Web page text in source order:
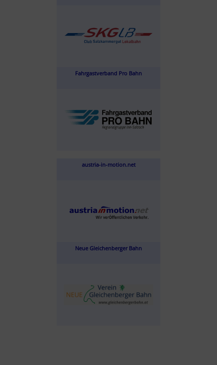
Fahrgastverband Pro Bahn
austria-in-motion.net
Neue Gleichenberger Bahn